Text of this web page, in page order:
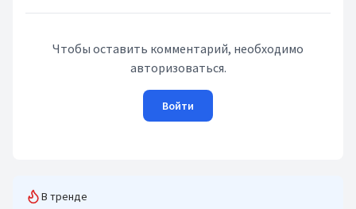
Чтобы оставить комментарий, необходимо
авторизоваться.
Войти
В тренде